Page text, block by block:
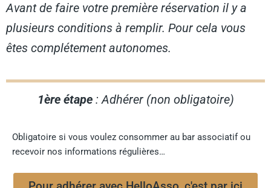
Avant de faire votre première réservation il y a
plusieurs conditions à remplir. Pour cela vous
êtes complétement autonomes.
1ère étape: Adhérer (non obligatoire)
Obligatoire si vous voulez consommer au bar associatif ou
recevoir nos informations régulières…